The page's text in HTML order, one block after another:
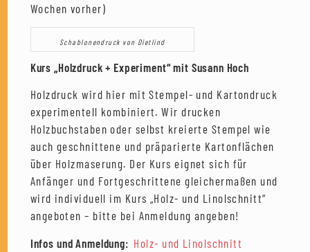
Wochen vorher)
Schablonendruck von Dietlind
Kurs „Holzdruck + Experiment“ mit Susann Hoch
Holzdruck wird hier mit Stempel- und Kartondruck
experimentell kombiniert. Wir drucken
Holzbuchstaben oder selbst kreierte Stempel wie
auch geschnittene und präparierte Kartonflächen
über Holzmaserung. Der Kurs eignet sich für
Anfänger und Fortgeschrittene gleichermaßen und
wird individuell im Kurs „Holz- und Linolschnitt“
angeboten – bitte bei Anmeldung angeben!
Infos und Anmeldung: Holz- und Linolschnitt